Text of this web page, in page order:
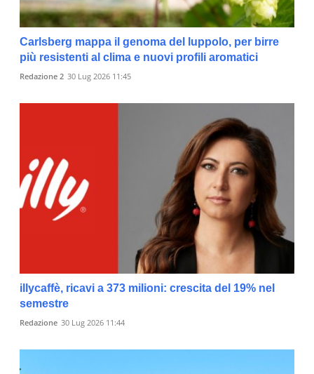
Carlsberg mappa il genoma del luppolo, per birre
più resistenti al clima e nuovi profili aromatici
Redazione 2 30 Lug 2026 11:45
illycaffè, ricavi a 373 milioni: crescita del 19% nel
semestre
Redazione 30 Lug 2026 11:44